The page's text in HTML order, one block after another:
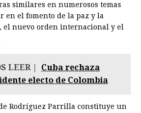
similares en numerosos temas
en el fomento de la paz y la
el nuevo orden internacional y el
LEER |
Cuba rechaza
electo de Colombia
Rodríguez Parrilla constituye un